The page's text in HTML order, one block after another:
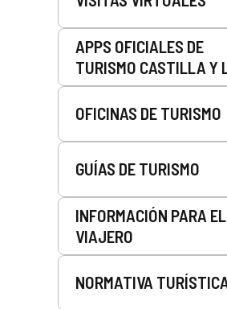
APPS OFICIALES DE
TURISMO CASTILLA Y
OFICINAS DE TURISMO
GUÍAS DE TURISMO
INFORMACIÓN PARA EL
VIAJERO
NORMATIVA